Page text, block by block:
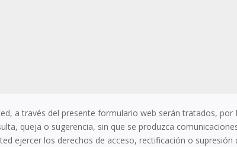
a través del presente formulario web serán tratados, por
queja o sugerencia, sin que se produzca
ejercer los derechos de acceso, rectificación o supresión